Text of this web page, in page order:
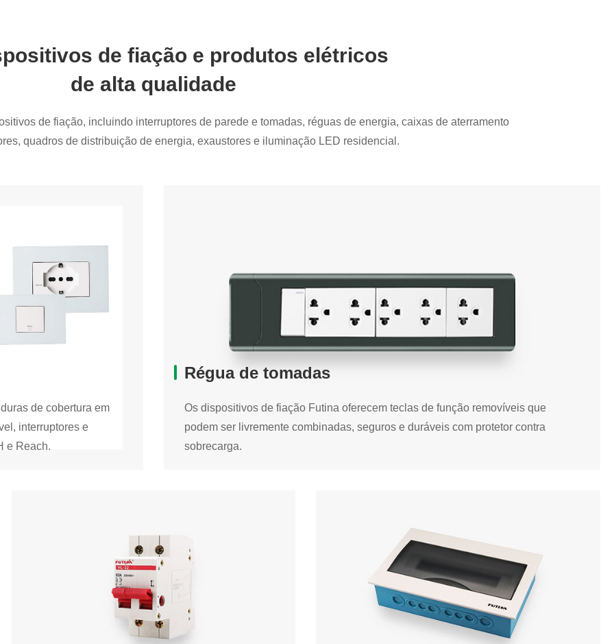
de fiação e produtos elétricos
de alta qualidade
de fiação, incluindo interruptores de parede e tomadas, réguas de energia, caixas de aterramento
quadros de distribuição de energia, exaustores e iluminação LED residencial.
de cobertura em
interruptores e
e Reach.
de cobertura em
interruptores e
Reach.
Régua de tomadas
Os dispositivos de fiação Futina oferecem teclas de função removíveis que
podem ser livremente combinadas, seguros e duráveis com protetor contra
sobrecarga.
Os dispositivos de fiação Futina oferecem teclas de função removíveis que
podem ser livremente combinadas, seguros e duráveis com protetor contra